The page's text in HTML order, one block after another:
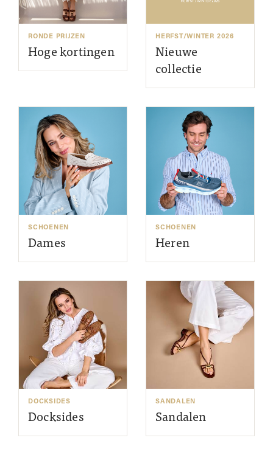
RONDE PRIJZEN
Hoge kortingen
HERFST/WINTER 2026
Nieuwe
collectie
SCHOENEN
Dames
SCHOENEN
Heren
DOCKSIDES
Docksides
SANDALEN
Sandalen